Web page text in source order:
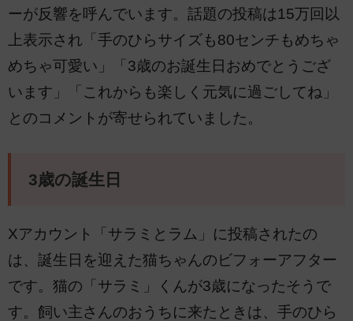
ーが反響を呼んでいます。話題の投稿は15万回以
上表示され「手のひらサイズも80センチもめちゃ
めちゃ可愛い」「3歳のお誕生日おめでとうござ
います」「これからも楽しく元気に過ごしてね」
とのコメントが寄せられていました。
3歳の誕生日
Xアカウント「サラミとラム」に投稿されたの
は、誕生日を迎えた猫ちゃんのビフォーアフター
です。猫の「サラミ」くんが3歳になったそうで
す。飼い主さんのおうちに来たときは、手のひら